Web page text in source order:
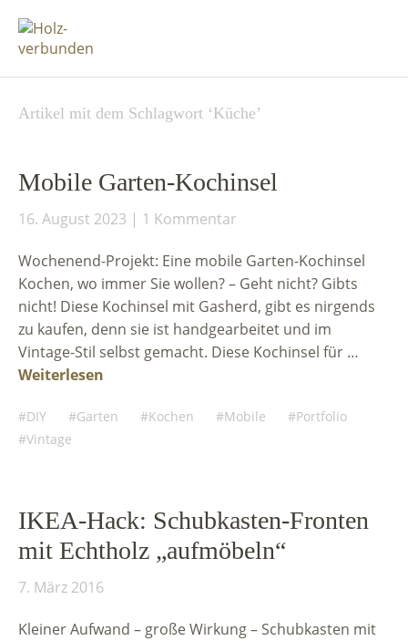
Artikel mit dem Schlagwort ‘Küche’
Mobile Garten-Kochinsel
16. August 2023 1 Kommentar
Wochenend-Projekt: Eine mobile Garten-Kochinsel
Kochen, wo immer Sie wollen? – Geht nicht? Gibts
nicht! Diese Kochinsel mit Gasherd, gibt es nirgends
zu kaufen, denn sie ist handgearbeitet und im
Vintage-Stil selbst gemacht. Diese Kochinsel für …
Weiterlesen
DIY Garten Kochen Mobile
Portfolio
Vintage
IKEA-Hack: Schubkasten-Fronten
mit Echtholz „aufmöbeln“
7. März 2016
Kleiner Aufwand – große Wirkung – Schubkasten mit